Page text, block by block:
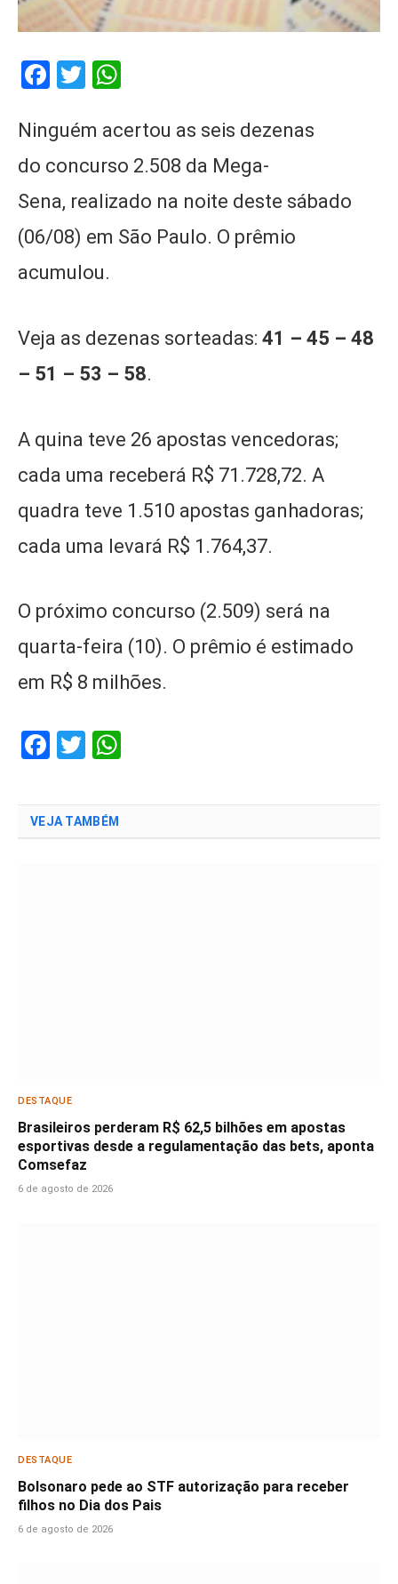
Facebook
Twitter
Ninguém acertou as seis dezenas
do concurso 2.508 da Mega-
Sena, realizado na noite deste sábado
(06/08) em São Paulo. O prêmio
acumulou.
Veja as dezenas sorteadas: 41 – 45 – 48
– 51 – 53 – 58.
A quina teve 26 apostas vencedoras;
cada uma receberá R$ 71.728,72. A
quadra teve 1.510 apostas ganhadoras;
cada uma levará R$ 1.764,37.
O próximo concurso (2.509) será na
quarta-feira (10). O prêmio é estimado
em R$ 8 milhões.
Facebook
Twitter
VEJA TAMBÉM
DESTAQUE
Brasileiros perderam R$ 62,5 bilhões em apostas
esportivas desde a regulamentação das bets, aponta
Comsefaz
6 de agosto de 2026
DESTAQUE
Bolsonaro pede ao STF autorização para receber
filhos no Dia dos Pais
6 de agosto de 2026